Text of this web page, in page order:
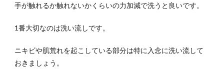
手が触れるか触れないかくらいの力加減で洗うと良いです。
1番大切なのは洗い流しです。
ニキビや肌荒れを起こしている部分は特に入念に洗い流して
おきましょう。